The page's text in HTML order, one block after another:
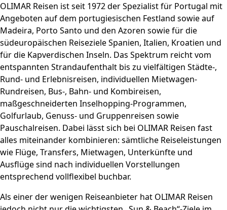
OLIMAR Reisen ist seit 1972 der Spezialist für Portugal mit
Angeboten auf dem portugiesischen Festland sowie auf
Madeira, Porto Santo und den Azoren sowie für die
südeuropäischen Reiseziele Spanien, Italien, Kroatien und
für die Kapverdischen Inseln. Das Spektrum reicht vom
entspannten Strandaufenthalt bis zu vielfältigen Städte-,
Rund- und Erlebnisreisen, individuellen Mietwagen-
Rundreisen, Bus-, Bahn- und Kombireisen,
maßgeschneiderten Inselhopping-Programmen,
Golfurlaub, Genuss- und Gruppenreisen sowie
Pauschalreisen. Dabei lässt sich bei OLIMAR Reisen fast
alles miteinander kombinieren: sämtliche Reiseleistungen
wie Flüge, Transfers, Mietwagen, Unterkünfte und
Ausflüge sind nach individuellen Vorstellungen
entsprechend vollflexibel buchbar.
Als einer der wenigen Reiseanbieter hat OLIMAR Reisen